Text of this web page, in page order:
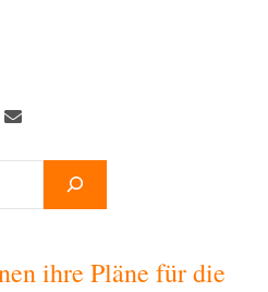
Newsletter
ihre Pläne für die